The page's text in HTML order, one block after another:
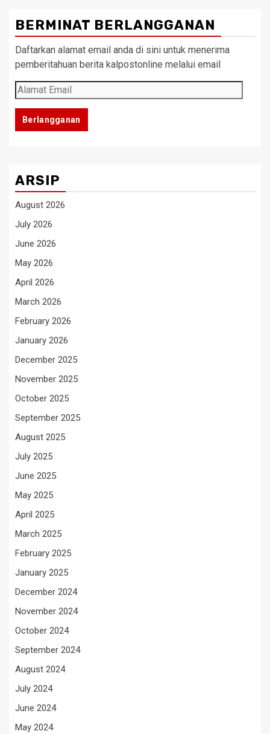
BERMINAT BERLANGGANAN
Daftarkan alamat email anda di sini untuk menerima
pemberitahuan berita kalpostonline melalui email
Alamat
Email
Berlangganan
ARSIP
August 2026
July 2026
June 2026
May 2026
April 2026
March 2026
February 2026
January 2026
December 2025
November 2025
October 2025
September 2025
August 2025
July 2025
June 2025
May 2025
April 2025
March 2025
February 2025
January 2025
December 2024
November 2024
October 2024
September 2024
August 2024
July 2024
June 2024
May 2024